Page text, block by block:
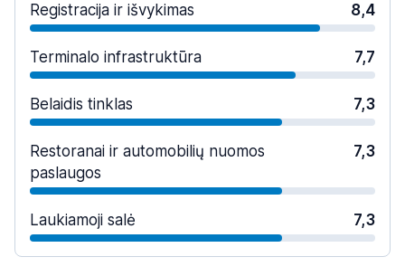
Registracija ir išvykimas 8,4
Terminalo infrastruktūra 7,7
Belaidis tinklas 7,3
Restoranai ir automobilių nuomos
paslaugos
7,3
Laukiamoji salė 7,3